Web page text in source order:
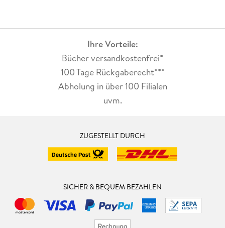
Ihre Vorteile:
Bücher versandkostenfrei*
100 Tage Rückgaberecht***
Abholung in über 100 Filialen
uvm.
ZUGESTELLT DURCH
SICHER & BEQUEM BEZAHLEN